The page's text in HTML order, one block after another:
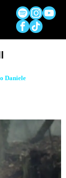
Daniele